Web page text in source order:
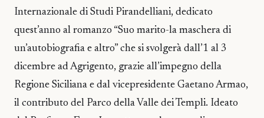
Internazionale di Studi Pirandelliani, dedicato
quest’anno al romanzo “Suo marito-la maschera di
un’autobiografia e altro” che si svolgerà dall’1 al 3
dicembre ad Agrigento, grazie all’impegno della
Regione Siciliana e dal vicepresidente Gaetano Armao,
il contributo del Parco della Valle dei Templi. Ideato